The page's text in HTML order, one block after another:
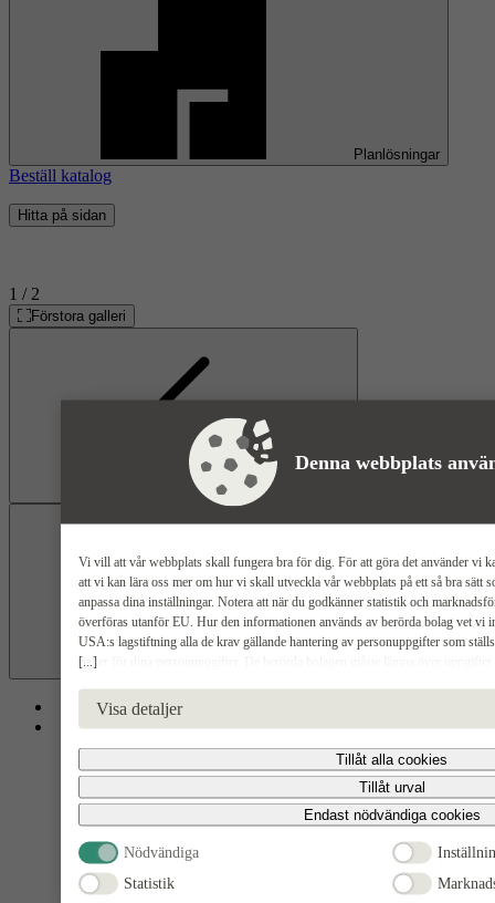
Denna webbplats
[...]
Vi vill att vår webbplats skall fungera bra för dig. För att göra det använder vi
att vi kan lära oss mer om hur vi skall utveckla vår webbplats på ett så bra sätt
anpassa dina inställningar. Notera att när du godkänner statistik och
överföras utanför EU. Hur den informationen används av berörda bolag vet vi
USA:s lagstiftning alla de krav gällande hantering av personuppgifter som
risker för dina personuppgifter. De berörda bolagen måste lämna över
radering, gällande eventuella personuppgifter som de brottsbekämpande
godkänna statistik och marknadsförings-cookies nedan bekräftar du att du
Visa detaljer
Tillåt alla cookies
Tillåt urval
Endast nödvändiga cookies
Nödvändiga
Statistik
Planlösningar
Beställ katalog
Hitta på sidan
1 / 2
Förstora galleri
Föregående